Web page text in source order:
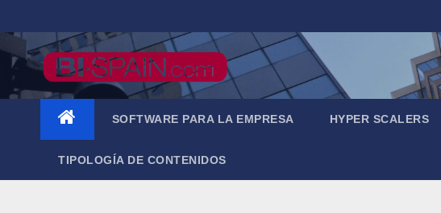
al
contenido
SOFTWARE PARA LA EMPRESA HYPER SCALERS
TIPOLOGÍA DE CONTENIDOS